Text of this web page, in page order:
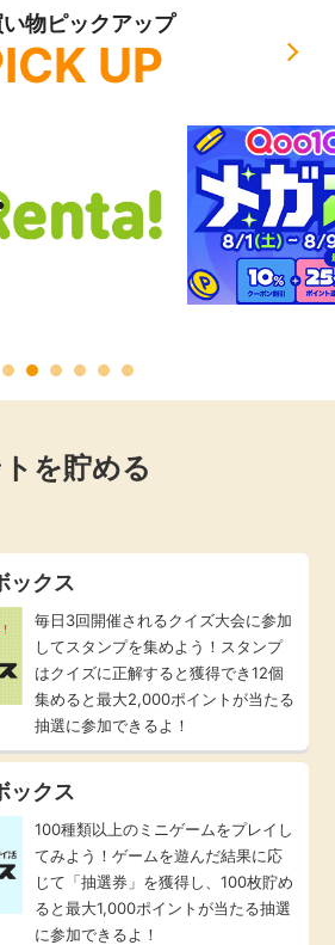
方
投資
物ピックアップ
UP
を貯める
ックス
毎日3回開催されるクイズ大会に参加
してスタンプを集めよう！スタンプ
はクイズに正解すると獲得でき12個
集めると最大2,000ポイントが当たる
抽選に参加できるよ！
ックス
100種類以上のミニゲームをプレイし
てみよう！ゲームを遊んだ結果に応
じて「抽選券」を獲得し、100枚貯め
ると最大1,000ポイントが当たる抽選
に参加できるよ！